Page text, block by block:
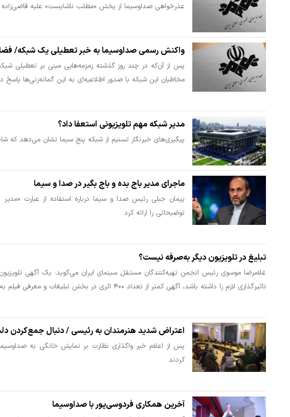
عذرخواهی صداوسیما از پخش «مطلب ناشایست» علیه
واکنش رسمی صداوسیما به خبر تعطیلی یک شبکه/
پس از آن‌که در چند روز گذشته زمزمه‌هایی مبنی بر تعطیلی
مخاطبان این شبکه با صدور اطلاعیه‌ای به این گمانه‌زنی‌ها پاسخ
مدیر شبکه مهم تلویزیونی استعفا داد؟
پیگیری‌های خبرنگار تسنیم از شبکه پنج سیما نشان می‌دهد که
ماجرای مدیر باج بده و باج بگیر در صدا و سیما
پیمان جبلی رئیس صدا و سیما درباره استفاده از عبارت
توضیحاتی را ارائه کرد.
تبلیغ در تلویزیون دیگر به‌صرفه نیست؟
تاثیرگذاری لازم را داشته باشد، آگهی کمتر از تعداد ۴۰۰ اثری در بخش تبلیغات و معرفی فیلم به مخاطب ندارد.
اعتراض شدید هنرمندان به رئیسی / دنبال جمع‌کردن
پس از اعلام خبر واگذاری نظارت بر نمایش خانگی به
کردند.
آخرین همکاری فردوسی‌پور با صداوسیما